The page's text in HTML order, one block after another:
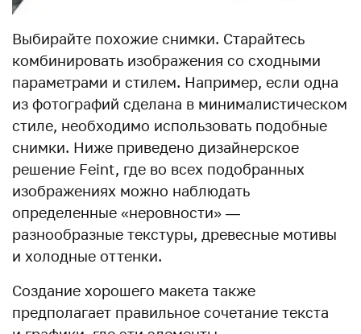
Выбирайте похожие снимки. Старайтесь
комбинировать изображения со сходными
параметрами и стилем. Например, если одна
из фотографий сделана в минималистическом
стиле, необходимо использовать подобные
снимки. Ниже приведено дизайнерское
решение Feint, где во всех подобранных
изображениях можно наблюдать
определенные «неровности» —
разнообразные текстуры, древесные мотивы
и холодные оттенки.
Создание хорошего макета также
предполагает правильное сочетание текста